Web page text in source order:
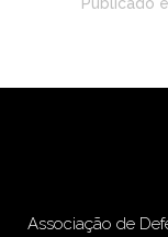
Associação de